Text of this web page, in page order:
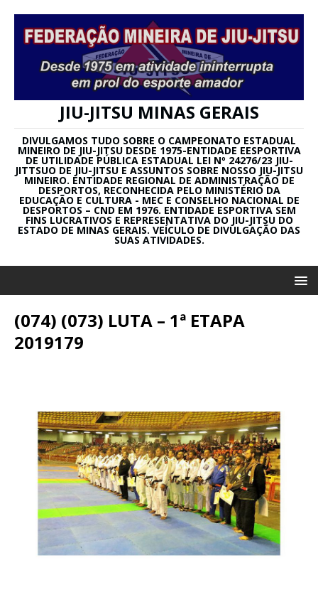
JIU-JITSU MINAS GERAIS
DIVULGAMOS TUDO SOBRE O CAMPEONATO ESTADUAL
MINEIRO DE JIU-JITSU DESDE 1975-ENTIDADE EESPORTIVA
DE UTILIDADE PÚBLICA ESTADUAL LEI Nº 24276/23 JIU-
JITTSUO DE JIU-JITSU E ASSUNTOS SOBRE NOSSO JIU-JITSU
MINEIRO. ENTIDADE REGIONAL DE ADMINISTRAÇÃO DE
DESPORTOS, RECONHECIDA PELO MINISTÉRIO DA
EDUCAÇÃO E CULTURA - MEC E CONSELHO NACIONAL DE
DESPORTOS – CND EM 1976. ENTIDADE ESPORTIVA SEM
FINS LUCRATIVOS E REPRESENTATIVA DO JIU-JITSU DO
ESTADO DE MINAS GERAIS. VEÍCULO DE DIVULGAÇÃO DAS
SUAS ATIVIDADES.
(074) (073) LUTA – 1ª ETAPA
2019179